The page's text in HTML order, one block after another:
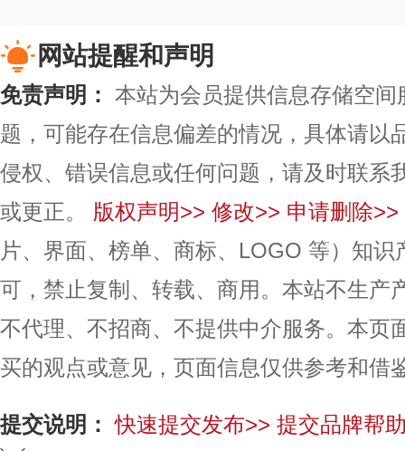
网站提醒和声明
免责声明： 本站为会员提供信息存储空
题，可能存在信息偏差的情况，具体请以
侵权、错误信息或任何问题，请及时联系
或更正。
版权声明>> 修改>> 申请删除>>
片、界面、榜单、商标、LOGO 等）知
可，禁止复制、转载、商用。本站不生产
不代理、不招商、不提供中介服务。本页
买的观点或意见，页面信息仅供参考和借
提交说明： 快速提交发布>> 提交品牌帮